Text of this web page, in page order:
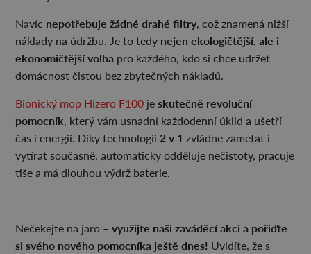
Navíc nepotřebuje žádné drahé filtry, což znamená nižší
náklady na údržbu. Je to tedy nejen ekologičtější, ale i
ekonomičtější volba pro každého, kdo si chce udržet
domácnost čistou bez zbytečných nákladů.
Bionický mop Hizero F100 jeskutečně revoluční
pomocník, který vám usnadní každodenní úklid a ušetří
čas i energii. Díky technologii 2 v 1zvládne zametat i
vytírat současně, automaticky odděluje nečistoty, pracuje
tiše a má dlouhou výdrž baterie.
Nečekejte na jaro –využijte naši zaváděcí akci a pořiďte
si svého nového pomocníka ještě dnes! Uvidíte, že s